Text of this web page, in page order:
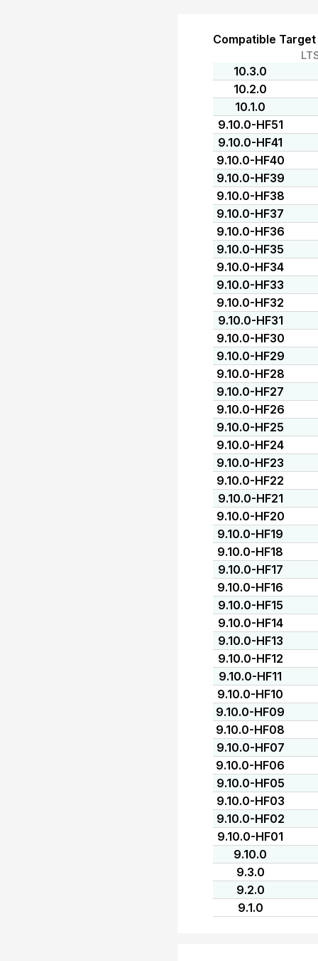
Compatible
10.3.0
10.2.0
10.1.0
9.10.0-HF51
9.10.0-HF41
9.10.0-HF40
9.10.0-HF39
9.10.0-HF38
9.10.0-HF37
9.10.0-HF36
9.10.0-HF35
9.10.0-HF34
9.10.0-HF33
9.10.0-HF32
9.10.0-HF31
9.10.0-HF30
9.10.0-HF29
9.10.0-HF28
9.10.0-HF27
9.10.0-HF26
9.10.0-HF25
9.10.0-HF24
9.10.0-HF23
9.10.0-HF22
9.10.0-HF21
9.10.0-HF20
9.10.0-HF19
9.10.0-HF18
9.10.0-HF17
9.10.0-HF16
9.10.0-HF15
9.10.0-HF14
9.10.0-HF13
9.10.0-HF12
9.10.0-HF11
9.10.0-HF10
9.10.0-HF09
9.10.0-HF08
9.10.0-HF07
9.10.0-HF06
9.10.0-HF05
9.10.0-HF03
9.10.0-HF02
9.10.0-HF01
9.10.0
9.3.0
9.2.0
9.1.0